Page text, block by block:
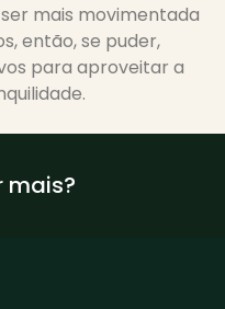
mais movimentada
então, se puder,
para aproveitar a
mais?